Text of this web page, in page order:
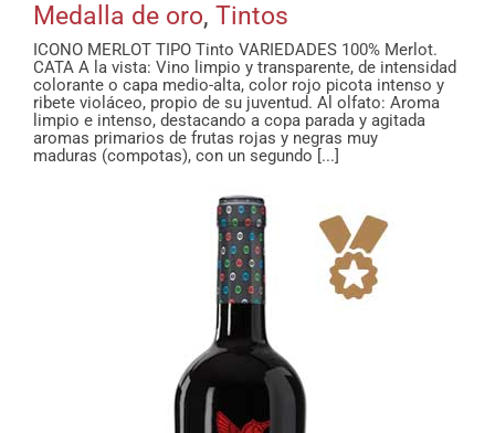
Medalla de oro, Tintos
ICONO MERLOT TIPO Tinto VARIEDADES 100% Merlot.
CATA A la vista: Vino limpio y transparente, de intensidad
colorante o capa medio-alta, color rojo picota intenso y
ribete violáceo, propio de su juventud. Al olfato: Aroma
limpio e intenso, destacando a copa parada y agitada
aromas primarios de frutas rojas y negras muy
maduras (compotas), con un segundo [...]